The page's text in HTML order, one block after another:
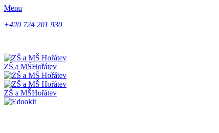
Menu
+420 724 201 930
ZŠ a MŠHořátev
ZŠ a MŠHořátev